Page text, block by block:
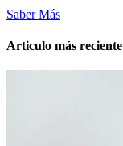
Saber Más
Articulo más reciente